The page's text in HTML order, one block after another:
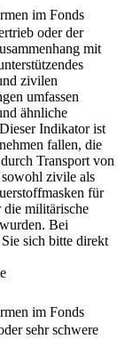
im Fonds
oder der
mit
zivilen
umfassen
ähnliche
Indikator ist
fallen, die
Transport von
zivile als
für
die militärische
Bei
sich bitte direkt
im Fonds
sehr schwere